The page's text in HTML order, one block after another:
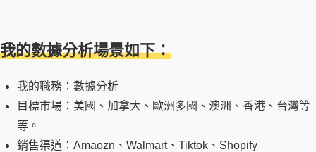
我的數據分析場景如下：
我的職務：數據分析
目標市場：美國、加拿大、歐洲多國、澳洲、香港、台灣等
等。
銷售渠道：Amaozn、Walmart、Tiktok、Shopify